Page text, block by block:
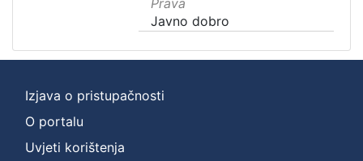
Prava
Javno dobro
Izjava o pristupačnosti
O portalu
Uvjeti korištenja